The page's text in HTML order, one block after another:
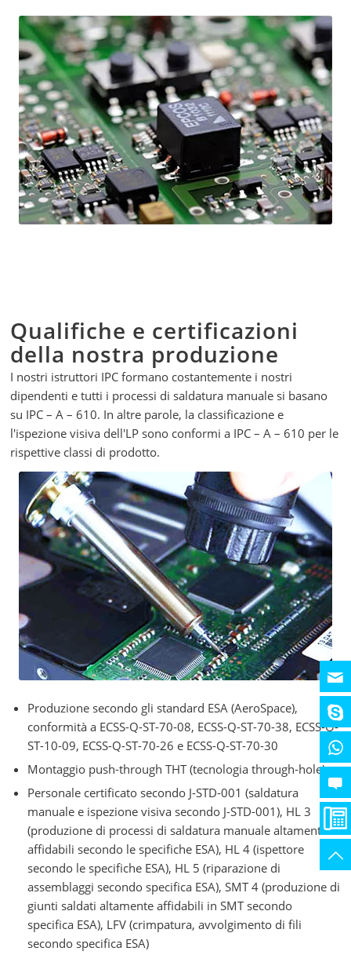
Qualifiche e certificazioni
della nostra produzione
I nostri istruttori IPC formano costantemente i nostri
dipendenti e tutti i processi di saldatura manuale si basano
su IPC – A – 610. In altre parole, la classificazione e
l'ispezione visiva dell'LP sono conformi a IPC – A – 610 per le
rispettive classi di prodotto.
Produzione secondo gli standard ESA (AeroSpace),
conformità a ECSS-Q-ST-70-08, ECSS-Q-ST-70-38, ECSS-Q-
ST-10-09, ECSS-Q-ST-70-26 e ECSS-Q-ST-70-30
Montaggio push-through THT (tecnologia through-hole).
Personale certificato secondo J-STD-001 (saldatura
manuale e ispezione visiva secondo J-STD-001), HL 3
(produzione di processi di saldatura manuale altamente
affidabili secondo le specifiche ESA), HL 4 (ispettore
secondo le specifiche ESA), HL 5 (riparazione di
assemblaggi secondo specifica ESA), SMT 4 (produzione di
giunti saldati altamente affidabili in SMT secondo
specifica ESA), LFV (crimpatura, avvolgimento di fili
secondo specifica ESA)